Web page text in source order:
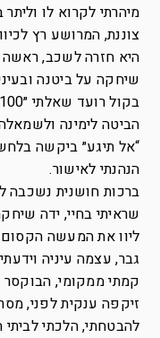
מיהרתי לקרוא לו
צוננת, המרושע רץ
היא חזרה לשכב, ראשה
שיחקה על ביטנה
בקול רועד שאלתי ״100 שקל, עכשיו, תעשי ביד עבורי?״
הביטה לימינה
“אל תיגע״ ביקשה
הנהנתי לאישור.
ברכות חושנית נשכבה
שראיתי בחיי, ידה
ליוו את המעשה הקסום
גבר, עצמה עיניה
קמתי ממקומי,
זיקפה ענקית לפני,
להבטחתי, הלכתי לביתי